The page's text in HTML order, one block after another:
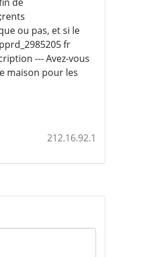
ou pas, et si le
fr
--- Avez-vous
maison pour les
212.16.92.1